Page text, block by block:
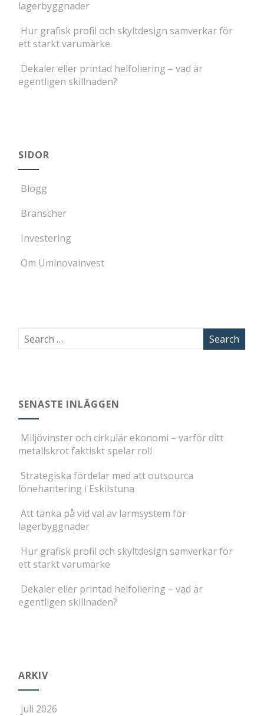
lagerbyggnader
Hur grafisk profil och skyltdesign samverkar för
ett starkt varumärke
Dekaler eller printad helfoliering – vad är
egentligen skillnaden?
SIDOR
Blogg
Branscher
Investering
Om Uminovainvest
SENASTE INLÄGGEN
Miljövinster och cirkulär ekonomi – varför ditt
metallskrot faktiskt spelar roll
Strategiska fördelar med att outsourca
lönehantering i Eskilstuna
Att tänka på vid val av larmsystem för
lagerbyggnader
Hur grafisk profil och skyltdesign samverkar för
ett starkt varumärke
Dekaler eller printad helfoliering – vad är
egentligen skillnaden?
ARKIV
juli 2026